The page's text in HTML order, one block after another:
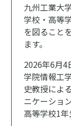
九州工業大
学校・高等
を図ること
ます。
2026年6月4
学院情報工
史教授によ
ニケーショ
高等学校1年